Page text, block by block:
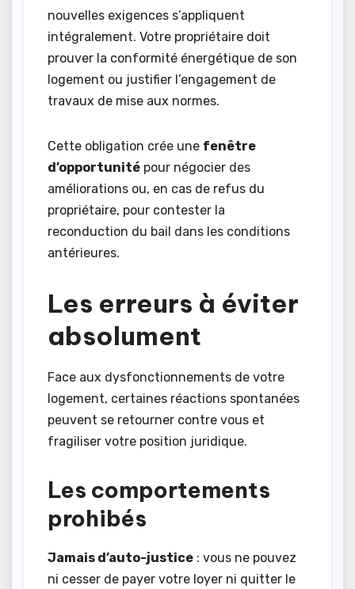
nouvelles exigences s’appliquent
intégralement. Votre propriétaire doit
prouver la conformité énergétique de son
logement ou justifier l’engagement de
travaux de mise aux normes.
Cette obligation crée une fenêtre
d’opportunité pour négocier des
améliorations ou, en cas de refus du
propriétaire, pour contester la
reconduction du bail dans les conditions
antérieures.
Les erreurs à éviter
absolument
Face aux dysfonctionnements de votre
logement, certaines réactions spontanées
peuvent se retourner contre vous et
fragiliser votre position juridique.
Les comportements
prohibés
Jamais d’auto-justice : vous ne pouvez
ni cesser de payer votre loyer ni quitter le